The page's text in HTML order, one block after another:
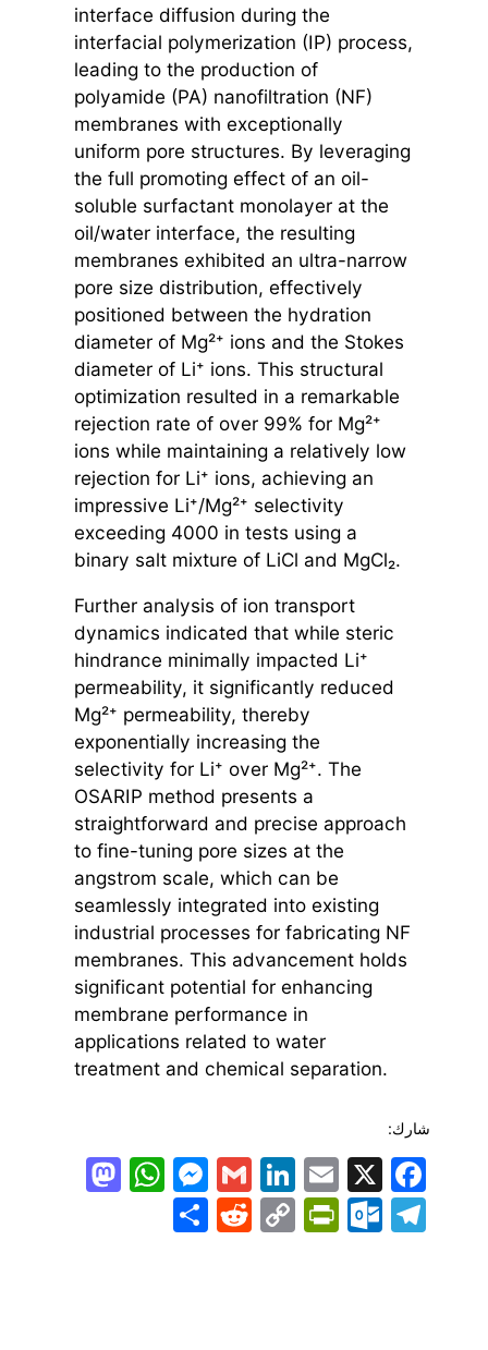
interface diffusion during the
interfacial polymerization (IP) process,
leading to the production of
polyamide (PA) nanofiltration (NF)
membranes with exceptionally
uniform pore structures. By leveraging
the full promoting effect of an oil-
soluble surfactant monolayer at the
oil/water interface, the resulting
membranes exhibited an ultra-narrow
pore size distribution, effectively
positioned between the hydration
diameter of Mg²⁺ ions and the Stokes
diameter of Li⁺ ions. This structural
optimization resulted in a remarkable
rejection rate of over 99% for Mg²⁺
ions while maintaining a relatively low
rejection for Li⁺ ions, achieving an
impressive Li⁺/Mg²⁺ selectivity
exceeding 4000 in tests using a
binary salt mixture of LiCl and MgCl₂.
Further analysis of ion transport
dynamics indicated that while steric
hindrance minimally impacted Li⁺
permeability, it significantly reduced
Mg²⁺ permeability, thereby
exponentially increasing the
selectivity for Li⁺ over Mg²⁺. The
OSARIP method presents a
straightforward and precise approach
to fine-tuning pore sizes at the
angstrom scale, which can be
seamlessly integrated into existing
industrial processes for fabricating NF
membranes. This advancement holds
significant potential for enhancing
membrane performance in
applications related to water
treatment and chemical separation.
شارك:
Facebook
X
Email
LinkedIn
Gmail
Telegram
Outlook.com
PrintFriendly
Copy
Reddit
Share